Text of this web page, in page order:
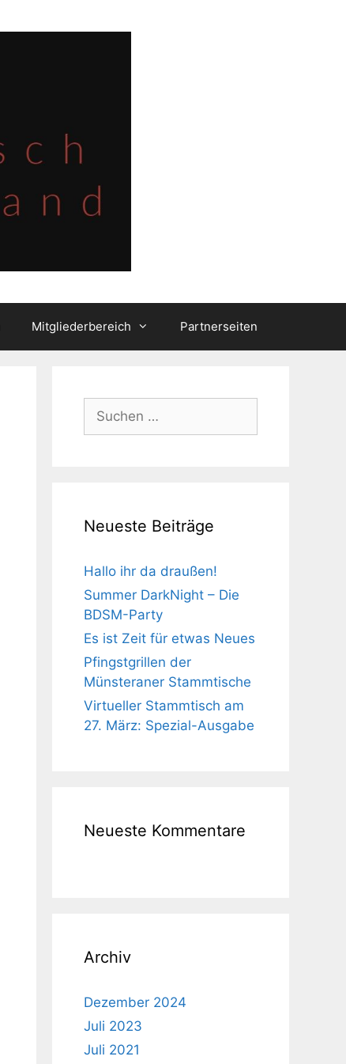
Mitgliederbereich Partnerseiten
nach:
Neueste Beiträge
Hallo ihr da draußen!
Summer DarkNight – Die
BDSM-Party
Es ist Zeit für etwas Neues
Pfingstgrillen der
Münsteraner Stammtische
Virtueller Stammtisch am
27. März: Spezial-Ausgabe
Neueste Kommentare
Archiv
Dezember 2024
Juli 2023
Juli 2021